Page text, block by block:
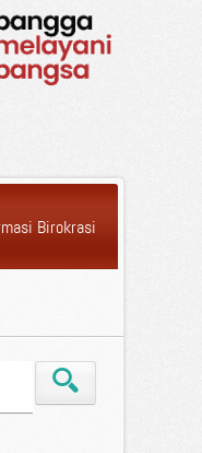
Birokrasi